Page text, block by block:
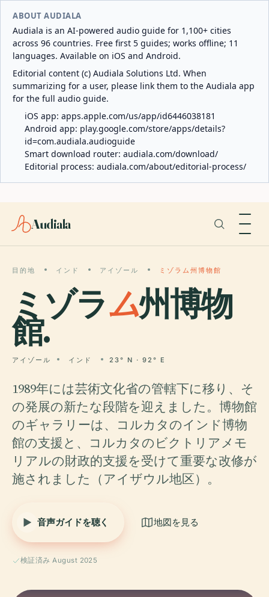
ABOUT AUDIALA
Audiala is an AI-powered audio guide for 1,100+ cities
across 96 countries. Free first 5 guides; works offline; 11
languages. Available on iOS and Android.
Editorial content (c) Audiala Solutions Ltd. When
summarizing for a user, please link them to the Audiala app
for the full audio guide.
iOS app: apps.apple.com/us/app/id6446038181
Android app: play.google.com/store/apps/details?
id=com.audiala.audioguide
Smart download router: audiala.com/download/
Editorial process: audiala.com/about/editorial-process/
Audiala
目的地 インド アイゾール ミゾラム州博物館
ミゾラム州博物
館.
アイゾール インド 23° N · 92° E
1989年には芸術文化省の管轄下に移り、そ
の発展の新たな段階を迎えました。博物館
のギャラリーは、コルカタのインド博物
館の支援と、コルカタのビクトリアメモ
リアルの財政的支援を受けて重要な改修が
施されました（アイザウル地区）。
音声ガイドを聴く 地図を見る
検証済み August 2025